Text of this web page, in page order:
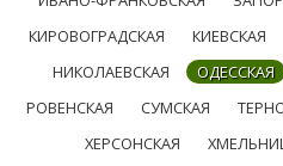
КИРОВОГРАДСКАЯ
КИЕВСКАЯ
НИКОЛАЕВСКАЯ
ОДЕССКАЯ
РОВЕНСКАЯ
СУМСКАЯ
ХЕРСОНСКАЯ